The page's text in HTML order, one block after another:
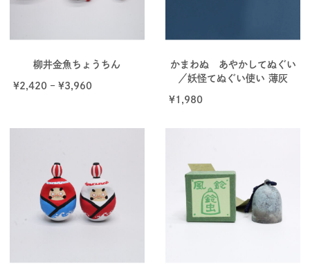
柳井金魚ちょうちん
¥2,420– ¥3,960
かまわぬ あやかしてぬぐい
／妖怪てぬぐい使い 薄灰
¥1,980